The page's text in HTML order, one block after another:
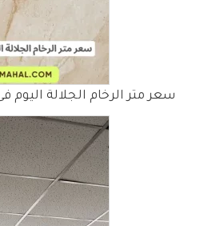
سعر متر الرخام الجلالة